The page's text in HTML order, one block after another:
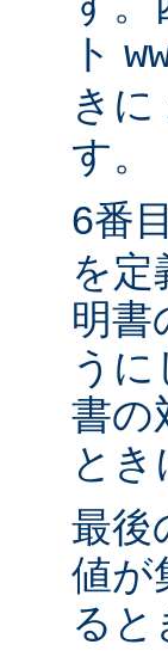
ト
きに
す。
6番
を定
明書
う
書の
と
最後
値が
ると